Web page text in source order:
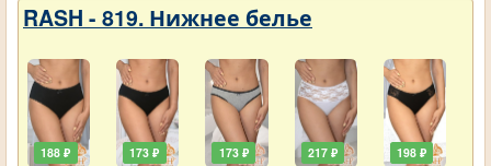
RASH - 819. Нижнее белье
188 ₽ 173 ₽ 173 ₽ 217 ₽ 198 ₽